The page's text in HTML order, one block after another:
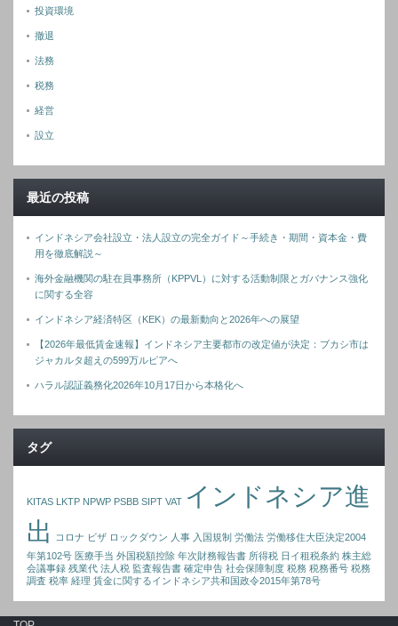
投資環境
撤退
法務
税務
経営
設立
最近の投稿
インドネシア会社設立・法人設立の完全ガイド～手続き・期間・資本金・費
用を徹底解説～
海外金融機関の駐在員事務所（KPPVL）に対する活動制限とガバナンス強化
に関する全容
インドネシア経済特区（KEK）の最新動向と2026年への展望
【2026年最低賃金速報】インドネシア主要都市の改定値が決定：ブカシ市は
ジャカルタ超えの599万ルピアへ
ハラル認証義務化2026年10月17日から本格化へ
タグ
KITAS LKTP NPWP PSBB SIPT VAT インドネシア進
出
コロナ ビザ ロックダウン 人事 入国規制 労働法 労働移住大臣決定2004
年第102号 医療手当 外国税額控除 年次財務報告書 所得税 日イ租税条約 株主総
会議事録 残業代 法人税 監査報告書 確定申告 社会保障制度 税務 税務番号 税務
調査 税率 経理 賃金に関するインドネシア共和国政令2015年第78号